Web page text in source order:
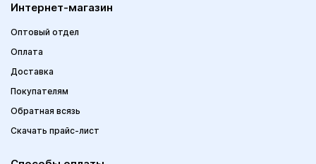
Интернет-магазин
Оптовый отдел
Оплата
Доставка
Покупателям
Обратная всязь
Скачать прайс-лист